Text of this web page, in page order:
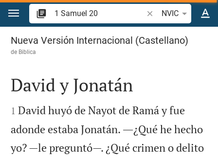
Ir a un contenido
Buscar versículo
NVIC
1 Samuel 20
Nueva Versión Internacional (Castellano)
de Biblica

David y Jonatán

1 David huyó de Nayot de Ramá y fue
adonde estaba Jonatán. ―¿Qué he hecho
yo? —le preguntó—. ¿Qué crimen o delito